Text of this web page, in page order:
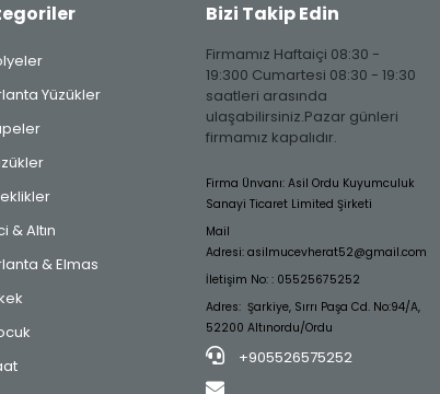
Yüzükler
& Altın
& Elmas
Bizi Takip Edin
Firmamız Haftaiçi 08:30 -
19:300 Cumartesi 08:30 - 19:30
saatleri arasında
ulaşabilirsiniz.Pazar günleri
firmamız kapalıdır.
Firma Ünvanı: Asil Ordu Kuyumculuk
Sanayi Ticaret Limited Şirketi
Mail
Adresi: asilmucevherat52@gmail.com
İletişim No: : 05525675252
Adres: Şarkiye, Sırrı Paşa Cd. No:94/A,
52200 Altınordu/Ordu
+905526575252